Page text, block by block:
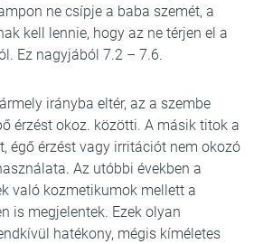
ne csípje a baba szemét, a
kell lennie, hogy az ne térjen el a
Ez nagyjából 7.2 – 7.6.
irányba eltér, az a szembe
érzést okoz. közötti. A másik titok a
égő érzést vagy irritációt nem okozó
Az utóbbi években a
való kozmetikumok mellett a
is megjelentek. Ezek olyan
hatékony, mégis kíméletes